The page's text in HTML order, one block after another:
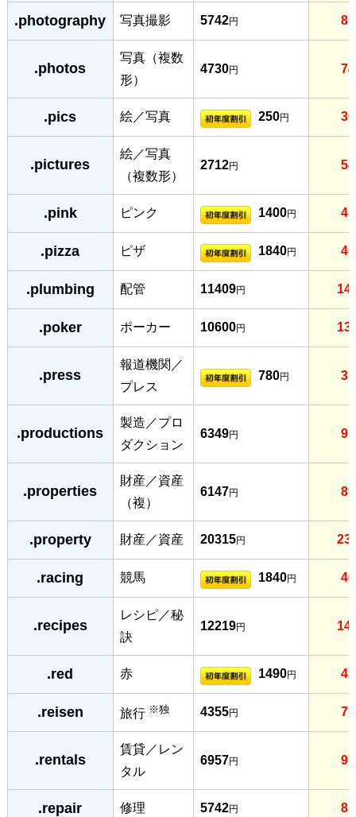
.photography 写真撮影 5742円
.photos
写真（複数
形）
4730円
.pics 絵／写真 250円
.pictures
絵／写真
（複数形）
2712円
.pink ピンク 1400円
.pizza ピザ 1840円
.plumbing 配管 11409円
.poker ポーカー 10600円
.press
報道機関／
プレス
780円
.productions
製造／プロ
ダクション
6349円
.properties
財産／資産
（複）
6147円
.property 財産／資産 20315円
.racing 競馬 1840円
.recipes
レシピ／秘
訣
12219円
.red 赤 1490円
.reisen 旅行 ※独 4355円
.rentals
賃貸／レン
タル
6957円
.repair 修理 5742円